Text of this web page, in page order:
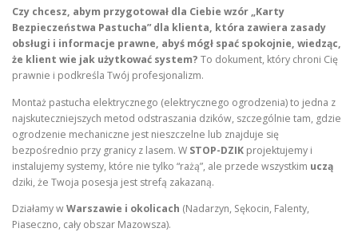
Czy chcesz, abym przygotował dla Ciebie wzór „Karty
Bezpieczeństwa Pastucha” dla klienta, która zawiera zasady
obsługi i informacje prawne, abyś mógł spać spokojnie, wiedząc,
że klient wie jak użytkować system? To dokument, który chroni Cię
prawnie i podkreśla Twój profesjonalizm.
Montaż pastucha elektrycznego (elektrycznego ogrodzenia) to jedna z
najskuteczniejszych metod odstraszania dzików, szczególnie tam, gdzie
ogrodzenie mechaniczne jest nieszczelne lub znajduje się
bezpośrednio przy granicy z lasem. W STOP-DZIK projektujemy i
instalujemy systemy, które nie tylko “rażą”, ale przede wszystkim uczą
dziki, że Twoja posesja jest strefą zakazaną.
Działamy wWarszawie i okolicach (Nadarzyn, Sękocin, Falenty,
Piaseczno, cały obszar Mazowsza).